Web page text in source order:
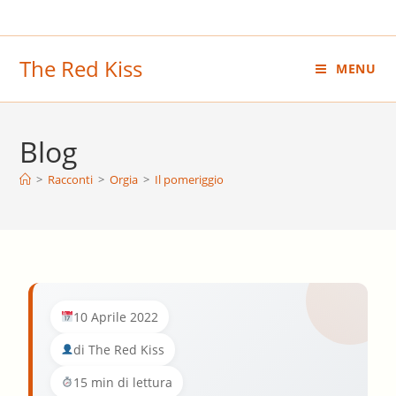
al
The Red Kiss MENU
Blog
> Racconti > Orgia > Il pomeriggio
10 Aprile 2022
di The Red Kiss
15 min di lettura